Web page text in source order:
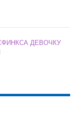
ДЕВОЧКУ